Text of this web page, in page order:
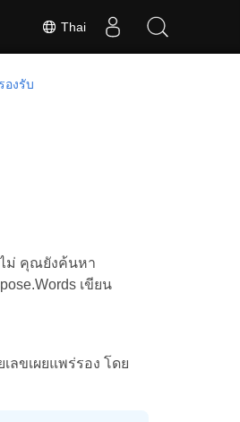
Thai
งรับ
ไม่ คุณยังค้นหา
เขียน
ลขเผยแพร่รอง โดย